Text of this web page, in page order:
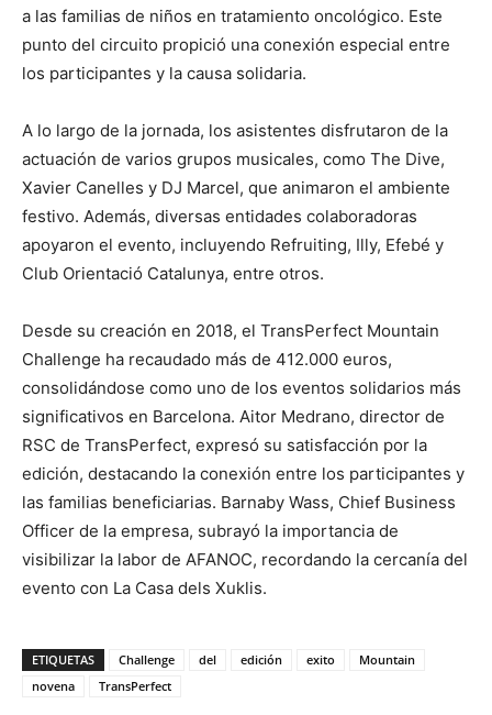
a las familias de niños en tratamiento oncológico. Este
punto del circuito propició una conexión especial entre
los participantes y la causa solidaria.
A lo largo de la jornada, los asistentes disfrutaron de la
actuación de varios grupos musicales, como The Dive,
Xavier Canelles y DJ Marcel, que animaron el ambiente
festivo. Además, diversas entidades colaboradoras
apoyaron el evento, incluyendo Refruiting, Illy, Efebé y
Club Orientació Catalunya, entre otros.
Desde su creación en 2018, el TransPerfect Mountain
Challenge ha recaudado más de 412.000 euros,
consolidándose como uno de los eventos solidarios más
significativos en Barcelona. Aitor Medrano, director de
RSC de TransPerfect, expresó su satisfacción por la
edición, destacando la conexión entre los participantes y
las familias beneficiarias. Barnaby Wass, Chief Business
Officer de la empresa, subrayó la importancia de
visibilizar la labor de AFANOC, recordando la cercanía del
evento con La Casa dels Xuklis.
ETIQUETAS Challenge del edición exito
Mountain
novena
TransPerfect